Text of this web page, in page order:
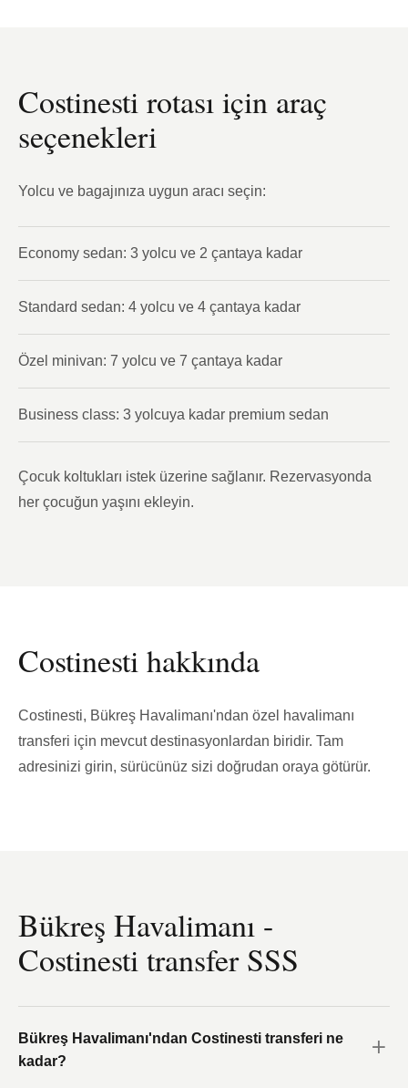
Costinesti rotası için araç
seçenekleri
Yolcu ve bagajınıza uygun aracı seçin:
Economy sedan: 3 yolcu ve 2 çantaya kadar
Standard sedan: 4 yolcu ve 4 çantaya kadar
Özel minivan: 7 yolcu ve 7 çantaya kadar
Business class: 3 yolcuya kadar premium sedan
Çocuk koltukları istek üzerine sağlanır. Rezervasyonda
her çocuğun yaşını ekleyin.
Costinesti hakkında
Costinesti, Bükreş Havalimanı'ndan özel havalimanı
transferi için mevcut destinasyonlardan biridir. Tam
adresinizi girin, sürücünüz sizi doğrudan oraya götürür.
Bükreş Havalimanı -
Costinesti transfer SSS
Bükreş Havalimanı'ndan Costinesti transferi ne
kadar?